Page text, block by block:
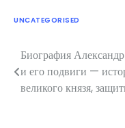
UNCATEGORISED
Навигация
по
Биография
и его подвиги —
великого князя,